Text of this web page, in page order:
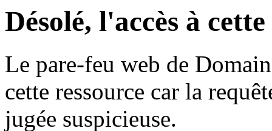
Désolé, l'accès à
Le pare-feu web de
cette ressource car la
jugée suspicieuse.